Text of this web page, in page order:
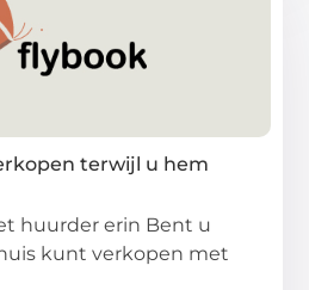
terwijl u hem
huurder erin Bent u
kunt verkopen met